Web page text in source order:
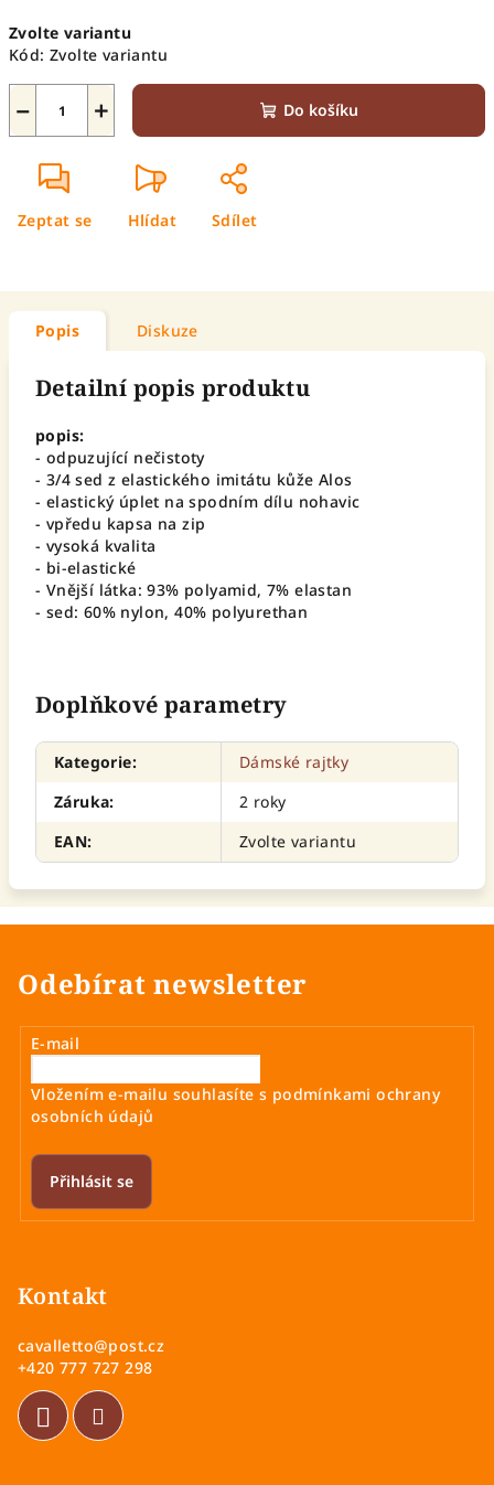
cena:
Zvolte variantu
Kód: Zvolte variantu
+
− Do košíku
Zeptat se Hlídat Sdílet
Popis Diskuze
Detailní popis produktu
popis:
- odpuzující nečistoty
- 3/4 sed z elastického imitátu kůže Alos
- elastický úplet na spodním dílu nohavic
- vpředu kapsa na zip
- vysoká kvalita
- bi-elastické
- Vnější látka: 93% polyamid, 7% elastan
- sed: 60% nylon, 40% polyurethan
Doplňkové parametry
Kategorie:
Dámské rajtky
Záruka:
2 roky
EAN: Zvolte variantu
Odebírat newsletter
E-mail
Vložením e-mailu souhlasíte s podmínkami ochrany
osobních údajů
Přihlásit se
Kontakt
cavalletto@post.cz
+420 777 727 298